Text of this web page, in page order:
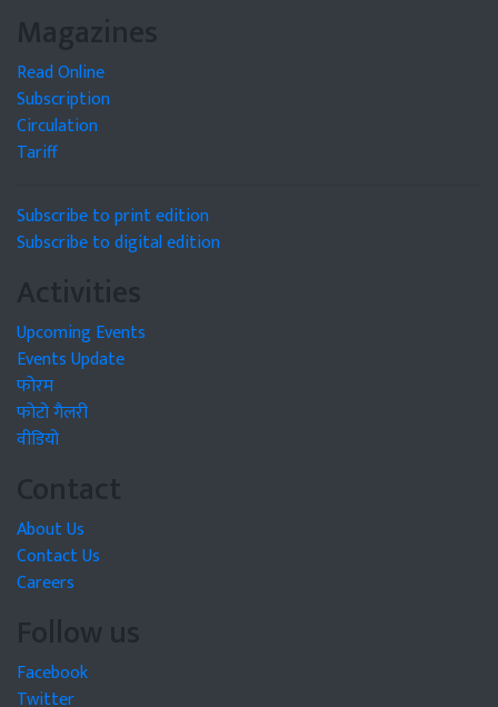
Magazines
Read Online
Subscription
Circulation
Tariff
Subscribe to print edition
Subscribe to digital edition
Activities
Upcoming Events
Events Update
फोरम
फोटो गैलरी
वीडियो
Contact
About Us
Contact Us
Careers
Follow us
Facebook
Twitter